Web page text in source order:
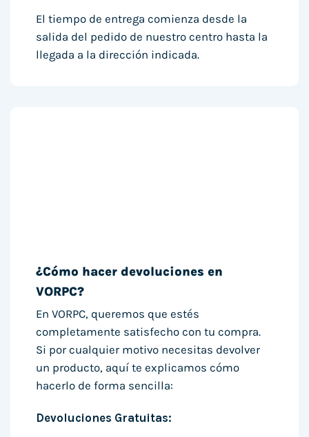
El tiempo de entrega comienza desde la
salida del pedido de nuestro centro hasta la
llegada a la dirección indicada.
¿Cómo hacer devoluciones en
VORPC?
En VORPC, queremos que estés
completamente satisfecho con tu compra.
Si por cualquier motivo necesitas devolver
un producto, aquí te explicamos cómo
hacerlo de forma sencilla:
Devoluciones Gratuitas: